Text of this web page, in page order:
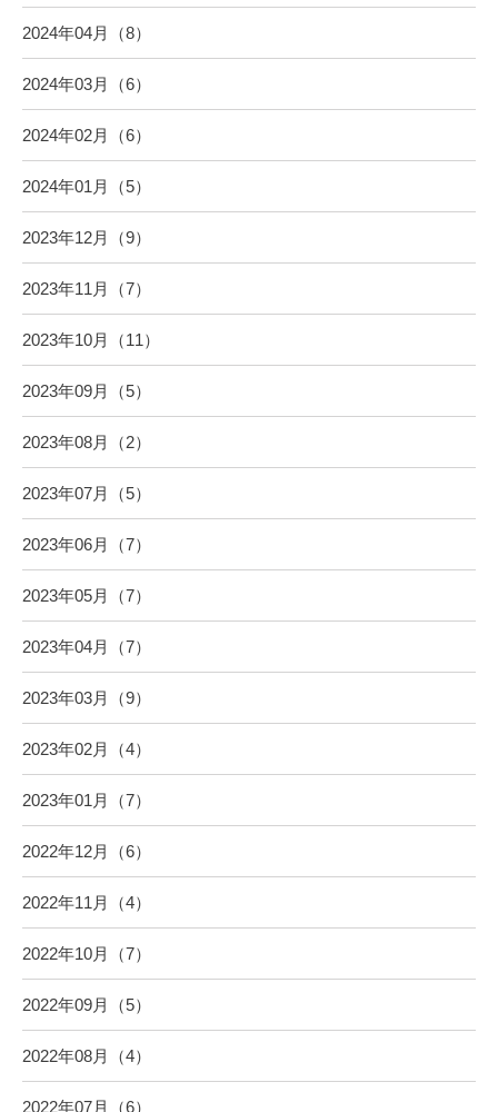
2024年04月（8）
2024年03月（6）
2024年02月（6）
2024年01月（5）
2023年12月（9）
2023年11月（7）
2023年10月（11）
2023年09月（5）
2023年08月（2）
2023年07月（5）
2023年06月（7）
2023年05月（7）
2023年04月（7）
2023年03月（9）
2023年02月（4）
2023年01月（7）
2022年12月（6）
2022年11月（4）
2022年10月（7）
2022年09月（5）
2022年08月（4）
2022年07月（6）